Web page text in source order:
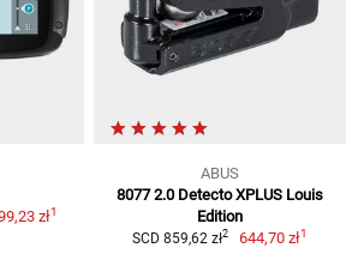
zł1
ABUS
8077 2.0 Detecto XPLUS Louis
Edition
SCD 859,62 zł2 644,70 zł1